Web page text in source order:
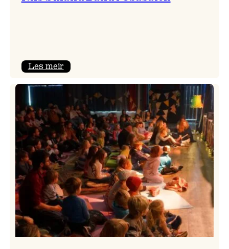
Les meir:
Band
Osasalen